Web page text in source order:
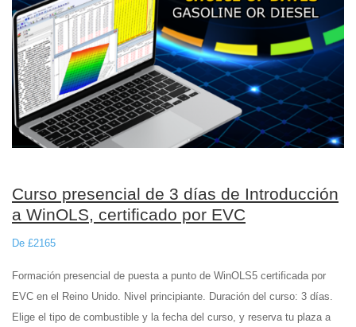
Curso presencial de 3 días de Introducción
a WinOLS, certificado por EVC
De £2165
Formación presencial de puesta a punto de WinOLS5 certificada por
EVC en el Reino Unido. Nivel principiante. Duración del curso: 3 días.
Elige el tipo de combustible y la fecha del curso, y reserva tu plaza a